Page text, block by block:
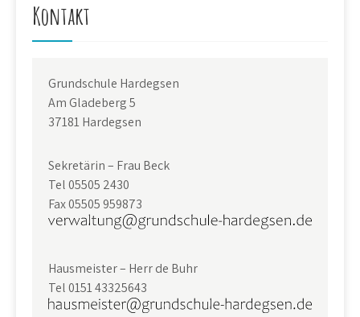
Kontakt
Grundschule Hardegsen
Am Gladeberg 5
37181 Hardegsen
Sekretärin – Frau Beck
Tel 05505 2430
Fax 05505 959873
Hausmeister – Herr de Buhr
Tel 0151 43325643